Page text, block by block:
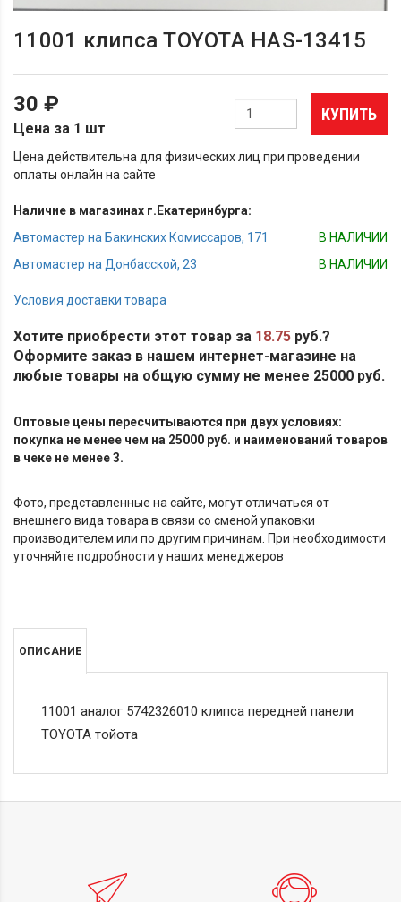
11001 клипса TOYOTA HAS-13415
30 ₽
Цена за 1 шт
КУПИТЬ
Цена действительна для физических лиц при проведении
оплаты онлайн на сайте
Наличие в магазинах г.Екатеринбурга:
Автомастер на Бакинских Комиссаров, 171
В НАЛИЧИИ
Автомастер на Донбасской, 23
В НАЛИЧИИ
Условия доставки товара
Хотите приобрести этот товар за 18.75 руб.?
Оформите заказ в нашем интернет-магазине на
любые товары на общую сумму не менее 25000 руб.
Оптовые цены пересчитываются при двух условиях:
покупка не менее чем на 25000 руб. и наименований товаров
в чеке не менее 3.
Фото, представленные на сайте, могут отличаться от
внешнего вида товара в связи со сменой упаковки
производителем или по другим причинам. При необходимости
уточняйте подробности у наших менеджеров
ОПИСАНИЕ
11001 аналог 5742326010 клипса передней панели
TOYOTA тойота